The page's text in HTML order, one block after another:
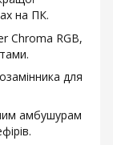
на ПК.
Chroma RGB,
для
амбушурам